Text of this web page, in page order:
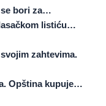
se bori za…
listiću…
zahtevima.
Opština kupuje…